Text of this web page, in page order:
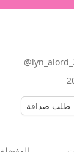
طلب صداقة